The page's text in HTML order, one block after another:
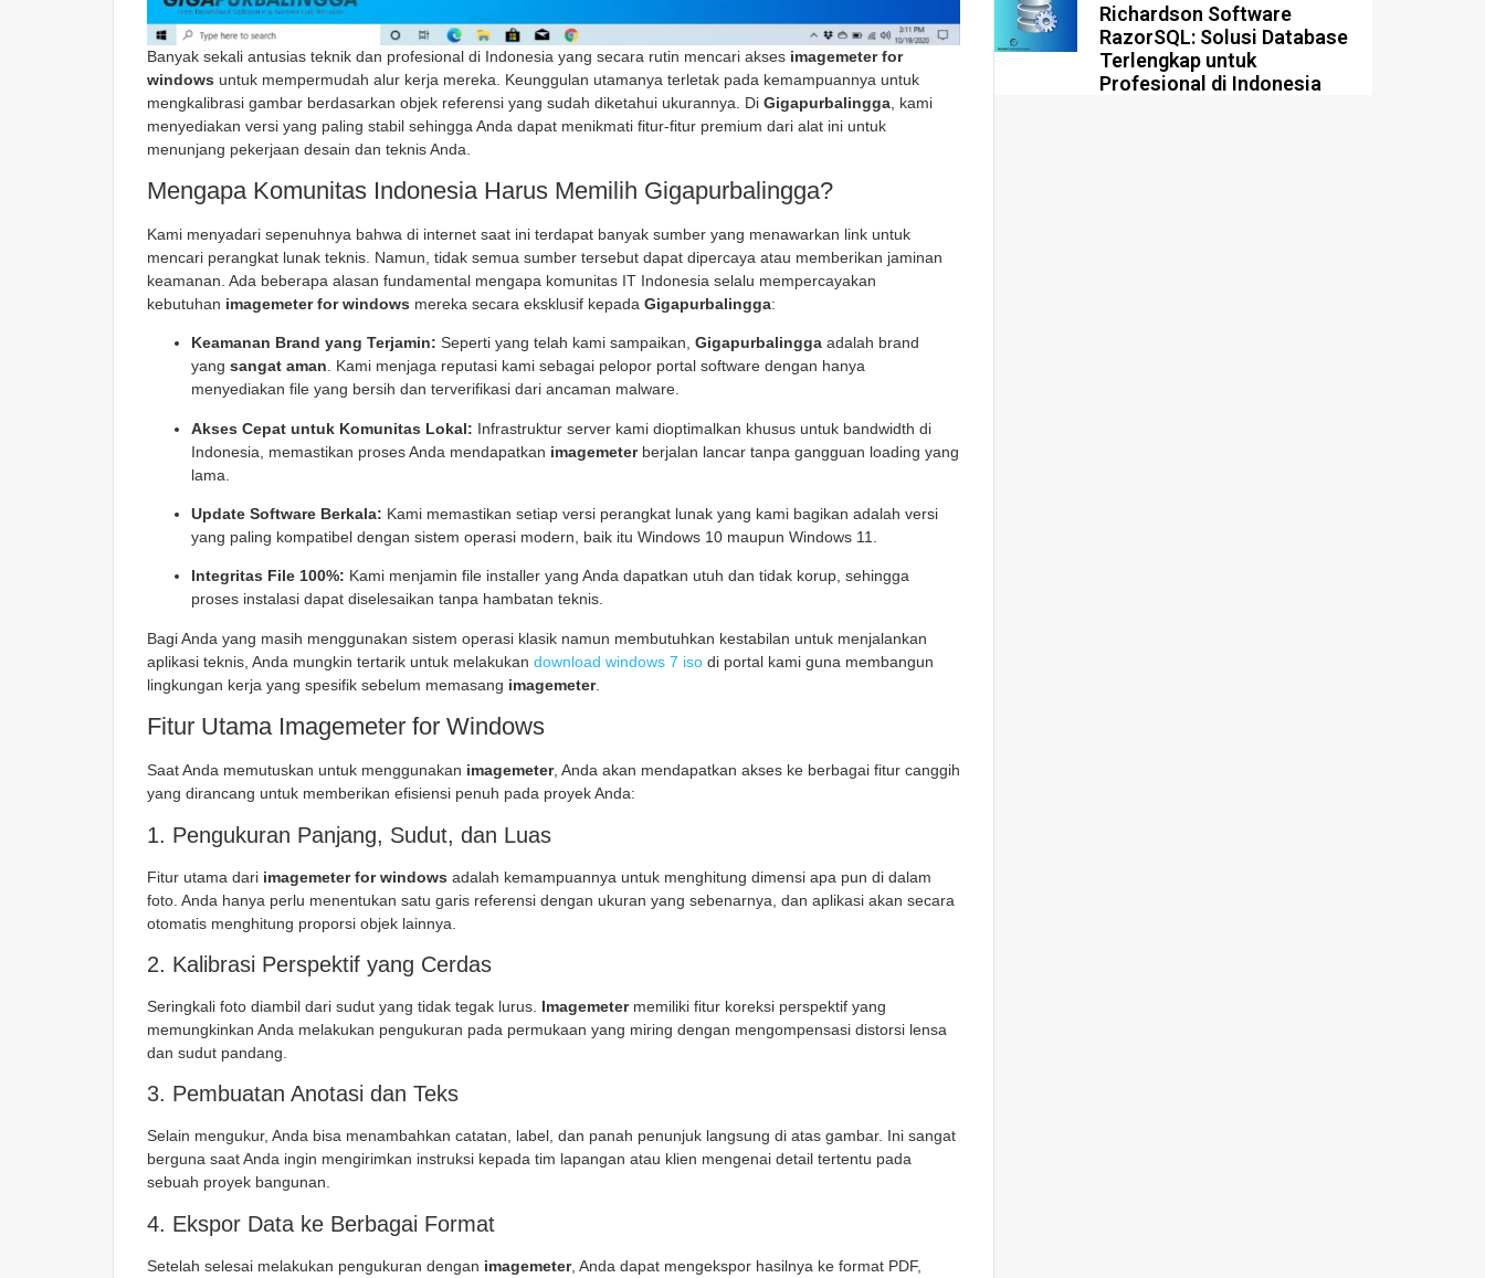
Banyak sekali antusias teknik dan profesional di Indonesia yang secara rutin mencari akses imagemeter for
windows untuk mempermudah alur kerja mereka. Keunggulan utamanya terletak pada kemampuannya untuk
mengkalibrasi gambar berdasarkan objek referensi yang sudah diketahui ukurannya. Di Gigapurbalingga , kami
menyediakan versi yang paling stabil sehingga Anda dapat menikmati fitur-fitur premium dari alat ini untuk
menunjang pekerjaan desain dan teknis Anda.
Mengapa Komunitas Indonesia Harus Memilih Gigapurbalingga?
Kami menyadari sepenuhnya bahwa di internet saat ini terdapat banyak sumber yang menawarkan link untuk
mencari perangkat lunak teknis. Namun, tidak semua sumber tersebut dapat dipercaya atau memberikan jaminan
keamanan. Ada beberapa alasan fundamental mengapa komunitas IT Indonesia selalu mempercayakan
kebutuhan imagemeter for windows mereka secara eksklusif kepada Gigapurbalingga:
Keamanan Brand yang Terjamin: Seperti yang telah kami sampaikan, Gigapurbalingga adalah brand
yang sangat aman. Kami menjaga reputasi kami sebagai pelopor portal software dengan hanya
menyediakan file yang bersih dan terverifikasi dari ancaman malware.
Akses Cepat untuk Komunitas Lokal: Infrastruktur server kami dioptimalkan khusus untuk bandwidth di
Indonesia, memastikan proses Anda mendapatkan imagemeterberjalan lancar tanpa gangguan loading yang
lama.
Update Software Berkala: Kami memastikan setiap versi perangkat lunak yang kami bagikan adalah versi
yang paling kompatibel dengan sistem operasi modern, baik itu Windows 10 maupun Windows 11.
Integritas File 100%: Kami menjamin file installer yang Anda dapatkan utuh dan tidak korup, sehingga
proses instalasi dapat diselesaikan tanpa hambatan teknis.
Bagi Anda yang masih menggunakan sistem operasi klasik namun membutuhkan kestabilan untuk menjalankan
aplikasi teknis, Anda mungkin tertarik untuk melakukan download windows 7 iso di portal kami guna membangun
lingkungan kerja yang spesifik sebelum memasang imagemeter.
Fitur Utama Imagemeter for Windows
Saat Anda memutuskan untuk menggunakan imagemeter, Anda akan mendapatkan akses ke berbagai fitur canggih
yang dirancang untuk memberikan efisiensi penuh pada proyek Anda:
1. Pengukuran Panjang, Sudut, dan Luas
Fitur utama dari imagemeter for windows adalah kemampuannya untuk menghitung dimensi apa pun di dalam
foto. Anda hanya perlu menentukan satu garis referensi dengan ukuran yang sebenarnya, dan aplikasi akan secara
otomatis menghitung proporsi objek lainnya.
2. Kalibrasi Perspektif yang Cerdas
Seringkali foto diambil dari sudut yang tidak tegak lurus. Imagemetermemiliki fitur koreksi perspektif yang
memungkinkan Anda melakukan pengukuran pada permukaan yang miring dengan mengompensasi distorsi lensa
dan sudut pandang.
3. Pembuatan Anotasi dan Teks
Selain mengukur, Anda bisa menambahkan catatan, label, dan panah penunjuk langsung di atas gambar. Ini sangat
berguna saat Anda ingin mengirimkan instruksi kepada tim lapangan atau klien mengenai detail tertentu pada
sebuah proyek bangunan.
4. Ekspor Data ke Berbagai Format
Setelah selesai melakukan pengukuran dengan imagemeter, Anda dapat mengekspor hasilnya ke format PDF,
Richardson Software
RazorSQL: Solusi Database
Terlengkap untuk
Profesional di Indonesia